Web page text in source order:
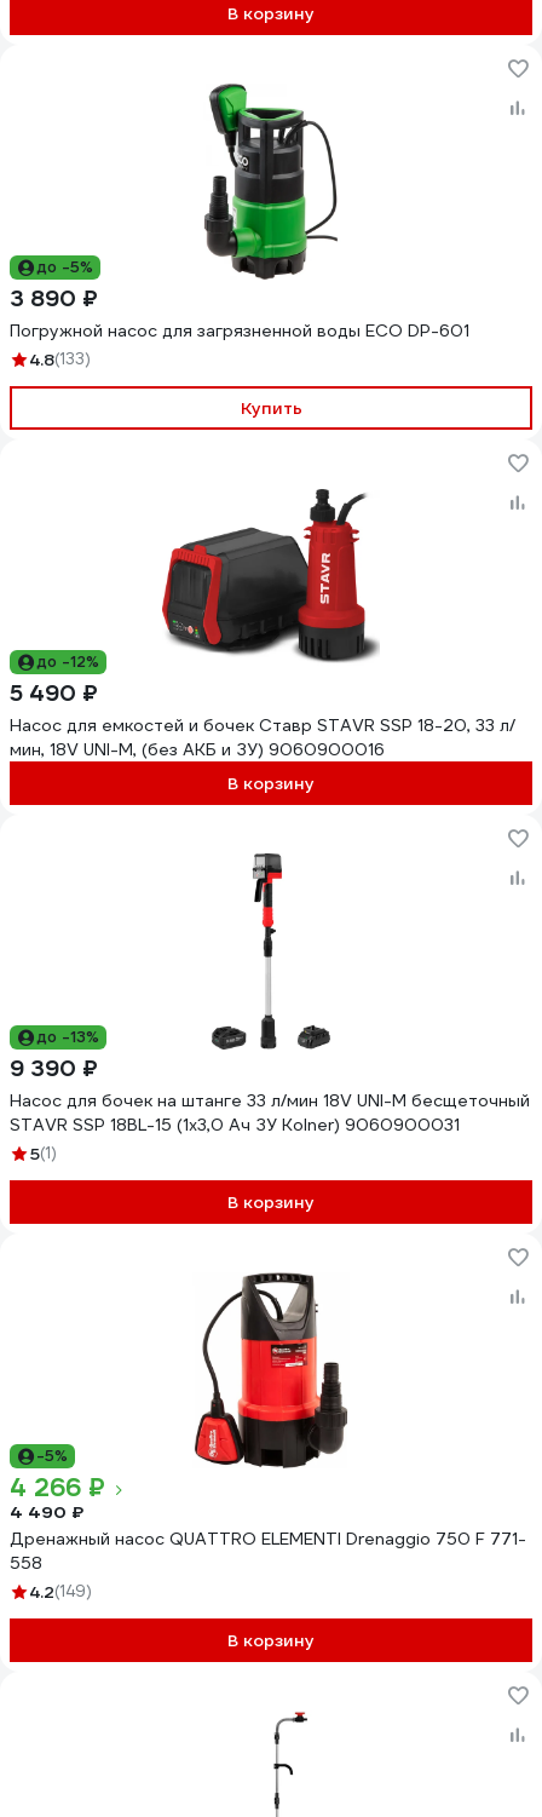
В корзину
до -5%
3 890 ₽
Погружной насос для загрязненной воды ECO DP-601
4.8(133)
Купить
до -12%
5 490 ₽
Насос для емкостей и бочек Ставр STAVR SSP 18-20, 33 л/
мин, 18V UNI-M, (без АКБ и ЗУ) 9060900016
В корзину
до -13%
9 390 ₽
Насос для бочек на штанге 33 л/мин 18V UNI-M бесщеточный
STAVR SSP 18BL-15 (1х3,0 Ач ЗУ Kolner) 9060900031
5(1)
В корзину
-5%
4 266 ₽
4 490 ₽
Дренажный насос QUATTRO ELEMENTI Drenaggio 750 F 771-
558
4.2(149)
В корзину